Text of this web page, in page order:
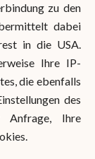
zu den
dabei
in die USA.
Ihre IP-
die ebenfalls
des
Anfrage, Ihre